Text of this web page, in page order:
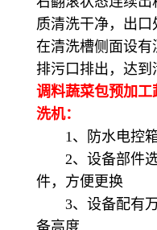
质清洗干净，出口
在清洗槽侧面设
排污口排出，达到
调料蔬菜包预加工
洗机：
1、防水电控箱
2、设备部件选
件，方便更换
3、设备配有万
备高度